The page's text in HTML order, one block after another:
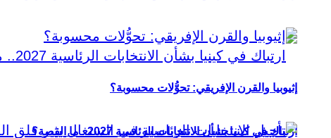
ارتباك في كينيا بشأن الانتخابات الرئاسية 2027.. ما القصة؟
إثيوبيا والقرن الإفريقي: تحوُّلات محسوبة؟